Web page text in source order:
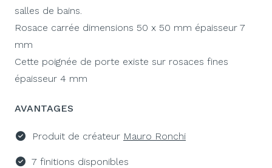
salles de bains.
Rosace carrée dimensions 50 x 50 mm épaisseur 7
mm
Cette poignée de porte existe sur rosaces fines
épaisseur 4 mm
AVANTAGES
Produit de créateur Mauro Ronchi
7 finitions disponibles